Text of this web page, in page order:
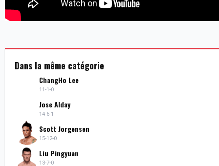
Dans la même catégorie
ChangHo Lee
11-1-0
Jose Alday
14-6-1
Scott Jorgensen
15-12-0
Liu Pingyuan
13-7-0